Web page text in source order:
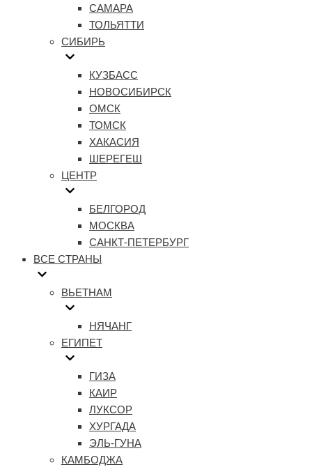
САМАРА
ТОЛЬЯТТИ
СИБИРЬ
КУЗБАСС
НОВОСИБИРСК
ОМСК
ТОМСК
ХАКАСИЯ
ШЕРЕГЕШ
ЦЕНТР
БЕЛГОРОД
МОСКВА
САНКТ-ПЕТЕРБУРГ
ВСЕ СТРАНЫ
ВЬЕТНАМ
НЯЧАНГ
ЕГИПЕТ
ГИЗА
КАИР
ЛУКСОР
ХУРГАДА
ЭЛЬ-ГУНА
КАМБОДЖА